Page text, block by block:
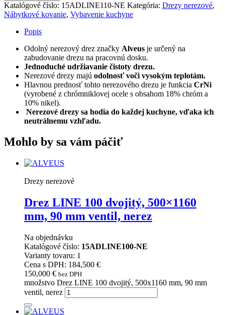
Katalógové číslo: 15ADLINE110-NE Kategória: Drezy nerezové,
Nábytkové kovanie, Vybavenie kuchyne
Popis
Odolný nerezový drez značky Alveus je určený na
zabudovanie drezu na pracovnú dosku.
Jednoduché udržiavanie čistoty drezu.
Nerezové drezy majú odolnosť voči vysokým teplotám.
Hlavnou prednosť tohto nerezového drezu je funkcia CrNi
(vyrobené z chrómniklovej ocele s obsahom 18% chróm a
10% nikel).
Nerezové drezy sa hodia do každej kuchyne, vďaka ich
neutrálnemu vzhľadu.
Mohlo by sa vám páčiť
Drezy nerezové
Drez LINE 100 dvojitý, 500×1160
mm, 90 mm ventil, nerez
Na objednávku
Katalógové číslo: 15ADLINE100-NE
Varianty tovaru: 1
Cena s DPH: 184,500 €
150,000 € bez DPH
množstvo Drez LINE 100 dvojitý, 500x1160 mm, 90 mm
ventil, nerez